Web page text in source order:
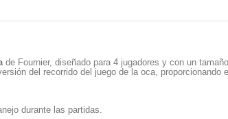
de Fournier, diseñado para 4 jugadores y con un
del recorrido del juego de la oca, proporcionando
durante las partidas.